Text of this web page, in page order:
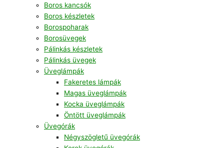
Boros kancsók
Boros készletek
Borospoharak
Borosüvegek
Pálinkás készletek
Pálinkás üvegek
Üveglámpák
Fakeretes lámpák
Magas üveglámpák
Kocka üveglámpák
Öntött üveglámpák
Üvegórák
Négyszögletű üvegórák